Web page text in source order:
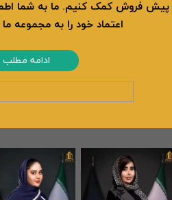
پیش فروش کمک کنیم. ما به شما
اعتماد خود را به مجموعه
ادامه مطلب